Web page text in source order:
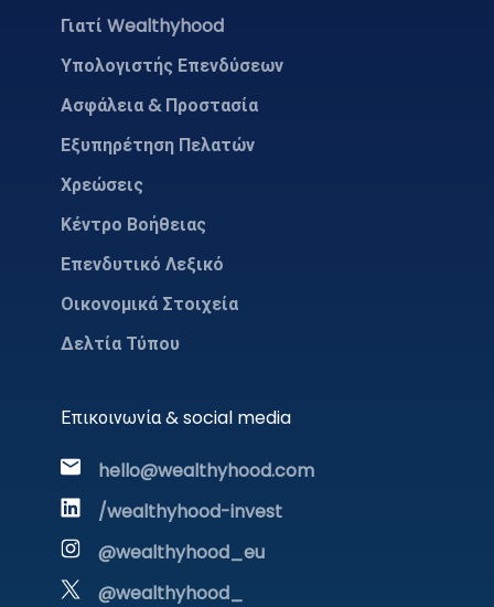
Γιατί Wealthyhood
Υπολογιστής Επενδύσεων
Ασφάλεια & Προστασία
Εξυπηρέτηση Πελατών
Χρεώσεις
Κέντρο Βοήθειας
Επενδυτικό Λεξικό
Οικονομικά Στοιχεία
Δελτία Τύπου
Επικοινωνία & social media
hello@wealthyhood.com
/wealthyhood-invest
@wealthyhood_eu
@wealthyhood_